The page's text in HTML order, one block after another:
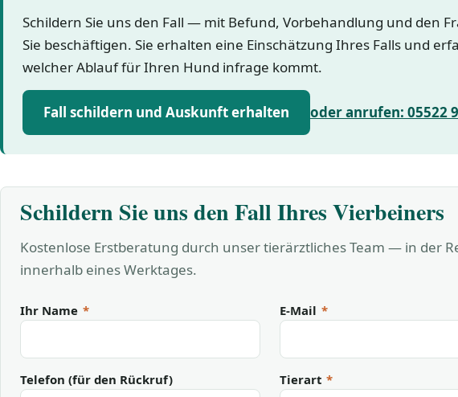
Schildern Sie uns den Fall — mit Befund, Vorbehandlung und den
Sie beschäftigen. Sie erhalten eine Einschätzung Ihres Falls und
welcher Ablauf für Ihren Hund infrage kommt.
Fall schildern und Auskunft erhalten oder anrufen: 05522
Schildern Sie uns den Fall Ihres Vierbeiners
Kostenlose Erstberatung durch unser tierärztliches Team — in der
innerhalb eines Werktages.
Ihr Name * E-Mail *
Telefon (für den Rückruf) Tierart *